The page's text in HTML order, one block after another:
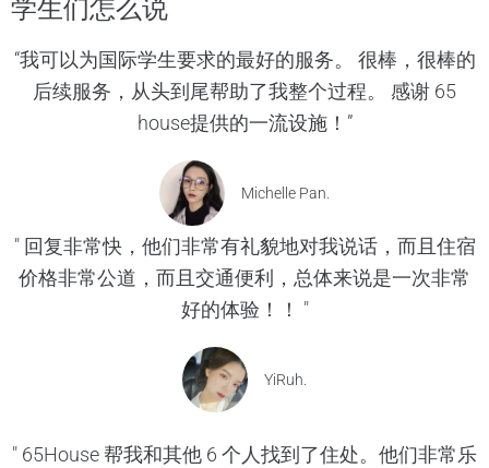
学生们怎么说​​​​
“我可以为国际学生要求的最好的服务。 很棒，很棒的
后续服务，从头到尾帮助了我整个过程。 感谢 65
house提供的一流设施！”
Michelle Pan.
" 回复非常快，他们非常有礼貌地对我说话，而且住宿
价格非常公道，而且交通便利，总体来说是一次非常
好的体验！！ "
YiRuh.
" 65House 帮我和其他 6 个人找到了住处。他们非常乐